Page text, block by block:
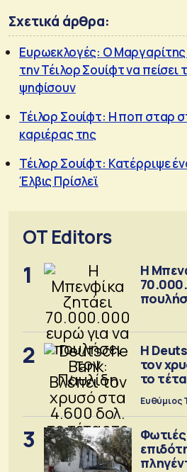
Σχετικά άρθρα:
Ευρωεκλογές: Ο Μαργαρίτης
την Τέιλορ Σουίφτ να πείσει
ψηφίσουν
Τέιλορ Σουίφτ: Η ποπ σταρ
καριέρας της
Τέιλορ Σουίφτ: Κατέρριψε
Έλβις Πρίσλεϊ
OT Editors
1
Η
2
Η
τον
το
Ευθύμιος
3